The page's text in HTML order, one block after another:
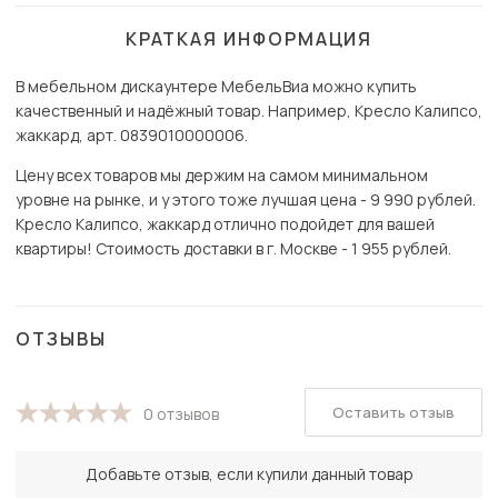
КРАТКАЯ ИНФОРМАЦИЯ
В мебельном дискаунтере МебельВиа можно купить
качественный и надёжный товар. Например, Кресло Калипсо,
жаккард, арт. 0839010000006.
Цену всех товаров мы держим на самом минимальном
уровне на рынке, и у этого тоже лучшая цена - 9 990 рублей.
Кресло Калипсо, жаккард отлично подойдет для вашей
квартиры! Стоимость доставки в г. Москве - 1 955 рублей.
ОТЗЫВЫ
0 отзывов
Добавьте отзыв, если купили данный товар
Оставить отзыв